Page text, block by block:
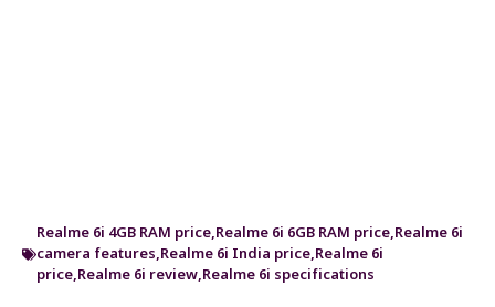
Realme 6i 4GB RAM price,Realme 6i 6GB RAM price,Realme 6i
camera features,Realme 6i India price,Realme 6i
price,Realme 6i review,Realme 6i specifications